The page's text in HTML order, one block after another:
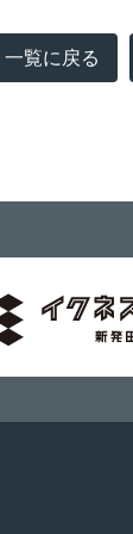
一覧に戻る